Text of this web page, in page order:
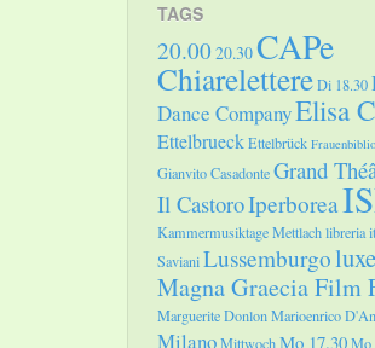
TAGS
20.00 20.30CAPe
ChiarelettereDi 18.30
Dance CompanyElisa
EttelbrueckEttelbrück
Gianvito CasadonteGrand
Il CastoroIperborea
Kammermusiktage Mettlachlibreria
SavianiLussemburgo
Magna Graecia Film
Marguerite DonlonMarioenrico
MilanoMittwochMo 17.30Mo